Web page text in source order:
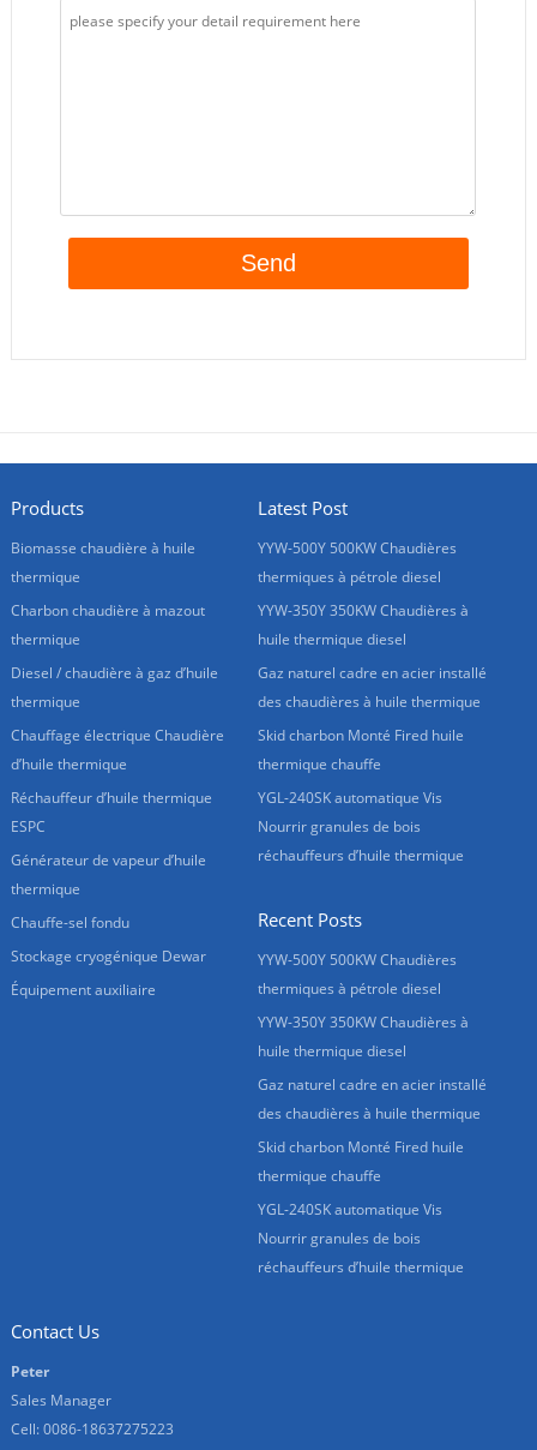
Products
Biomasse chaudière à huile
thermique
Charbon chaudière à mazout
thermique
Diesel / chaudière à gaz d’huile
thermique
Chauffage électrique Chaudière
d’huile thermique
Réchauffeur d’huile thermique
ESPC
Générateur de vapeur d’huile
thermique
Chauffe-sel fondu
Stockage cryogénique Dewar
Équipement auxiliaire
Latest Post
YYW-500Y 500KW Chaudières
thermiques à pétrole diesel
YYW-350Y 350KW Chaudières à
huile thermique diesel
Gaz naturel cadre en acier installé
des chaudières à huile thermique
Skid charbon Monté Fired huile
thermique chauffe
YGL-240SK automatique Vis
Nourrir granules de bois
réchauffeurs d’huile thermique
Recent Posts
YYW-500Y 500KW Chaudières
thermiques à pétrole diesel
YYW-350Y 350KW Chaudières à
huile thermique diesel
Gaz naturel cadre en acier installé
des chaudières à huile thermique
Skid charbon Monté Fired huile
thermique chauffe
YGL-240SK automatique Vis
Nourrir granules de bois
réchauffeurs d’huile thermique
Contact Us
Peter
Sales Manager
Cell: 0086-18637275223